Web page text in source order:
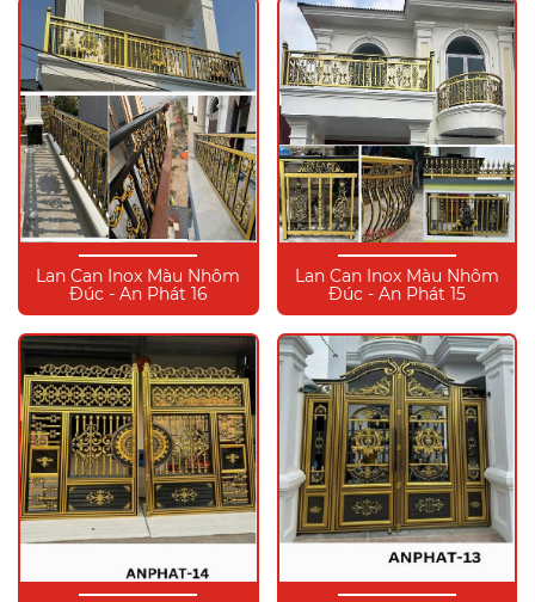
Lan Can Inox Màu Nhôm
Đúc - An Phát 16
Lan Can Inox Màu Nhôm
Đúc - An Phát 15